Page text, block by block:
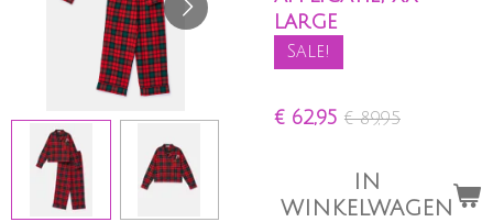
large
Sale!
€ 62,95 € 89,95
IN
WINKELWAGEN